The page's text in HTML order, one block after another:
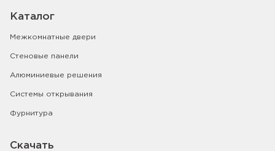
Каталог
Межкомнатные двери
Стеновые панели
Алюминиевые решения
Системы открывания
Фурнитура
Скачать